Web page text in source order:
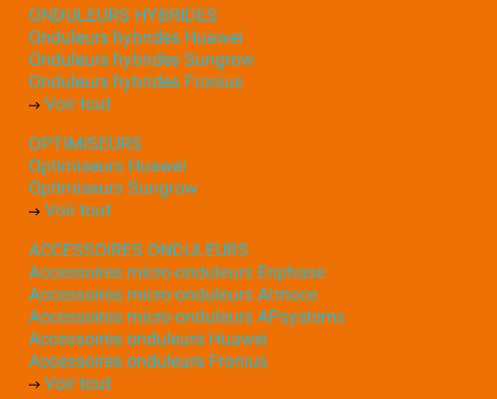
ONDULEURS HYBRIDES
Onduleurs hybrides Huawei
Onduleurs hybrides Sungrow
Onduleurs hybrides Fronius
Voir tout
OPTIMISEURS
Optimiseurs Huawei
Optimiseurs Sungrow
Voir tout
ACCESSOIRES ONDULEURS
Accessoires micro-onduleurs Enphase
Accessoires micro-onduleurs Atmoce
Accessoires micro-onduleurs APsystems
Accessoires onduleurs Huawei
Accessoires onduleurs Fronius
Voir tout